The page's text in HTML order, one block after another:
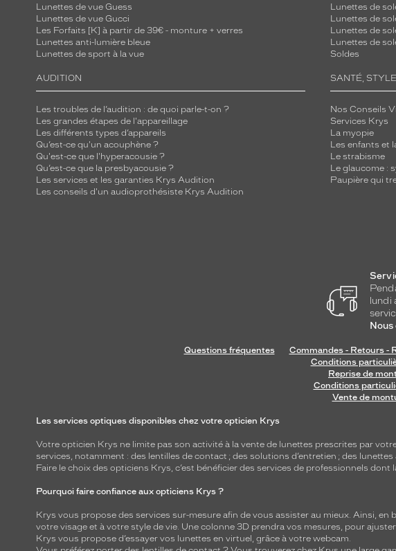
Lunettes de vue Guess
Lunettes de vue Gucci
Les Forfaits [K] à partir de 39€ - monture + verres
Lunettes anti-lumière bleue
Lunettes de sport à la vue
Lunettes de
Lunettes de
Lunettes de
Lunettes de
Soldes
AUDITION
Les troubles de l’audition : de quoi parle-t-on ?
Les grandes étapes de l'appareillage
Les différents types d’appareils
Qu’est-ce qu'un acouphène ?
Qu'est-ce que l'hyperacousie ?
Qu’est-ce que la presbyacousie ?
Les services et les garanties Krys Audition
Les conseils d'un audioprothésiste Krys Audition
SANTÉ,
Nos Conseils
Services Krys
La myopie
Les enfants et
Le strabisme
Le glaucome :
Paupière qui
lundi
Questions fréquentes Commandes - Retours -
Conditions
Reprise de
Conditions
Vente de
Les services optiques disponibles chez votre opticien Krys
Votre opticien Krys ne limite pas son activité à la vente de lunettes prescrites par
services, notamment : des lentilles de contact ; des solutions d’entretien ; des
Faire le choix des opticiens Krys, c’est bénéficier des services de professionnels
Pourquoi faire confiance aux opticiens Krys ?
Krys vous propose des services sur-mesure afin de vous assister au mieux. Ainsi,
votre visage et à votre style de vie. Une colonne 3D prendra vos mesures, pour
Krys vous propose d’essayer vos lunettes en virtuel, grâce à votre webcam.